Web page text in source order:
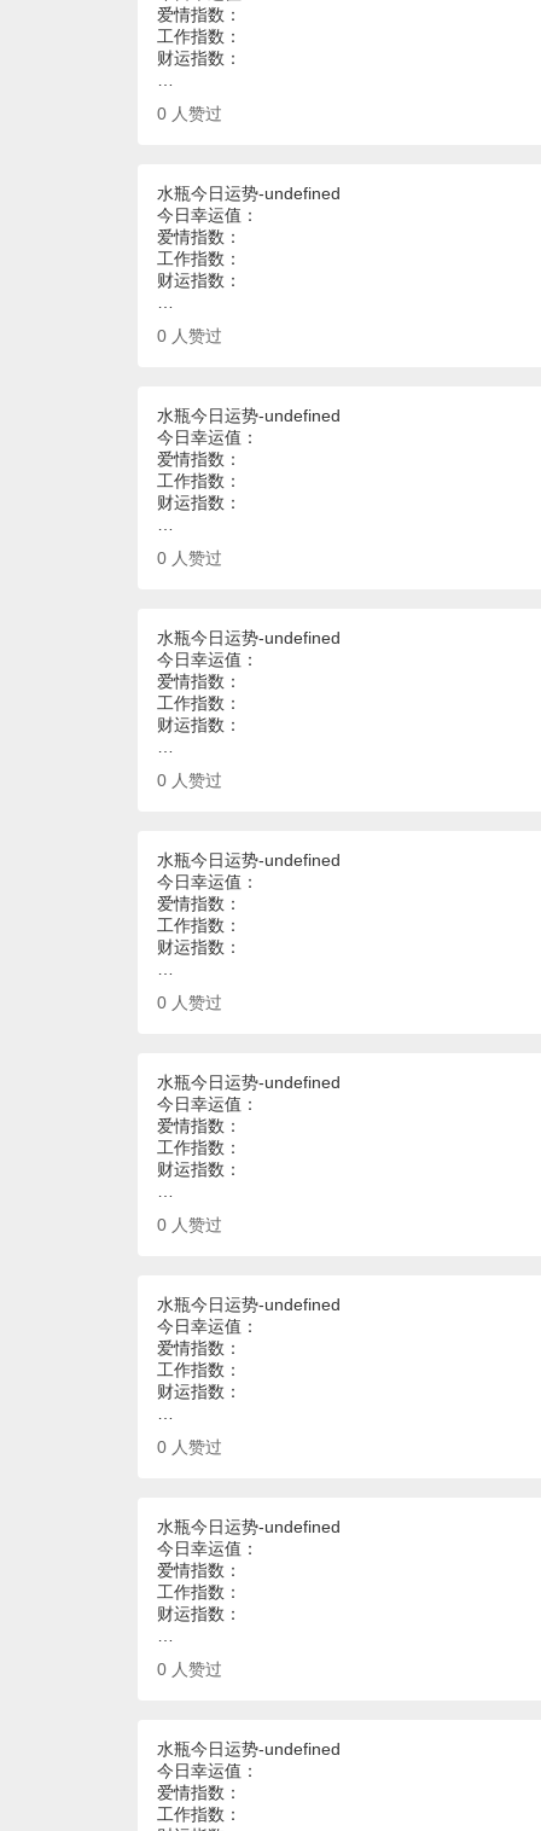
爱情指数：
工作指数：
财运指数：
0 人赞过
水瓶今日运势-undefined
今日幸运值：
爱情指数：
工作指数：
财运指数：
0 人赞过
水瓶今日运势-undefined
今日幸运值：
爱情指数：
工作指数：
财运指数：
0 人赞过
水瓶今日运势-undefined
今日幸运值：
爱情指数：
工作指数：
财运指数：
0 人赞过
水瓶今日运势-undefined
今日幸运值：
爱情指数：
工作指数：
财运指数：
0 人赞过
水瓶今日运势-undefined
今日幸运值：
爱情指数：
工作指数：
财运指数：
0 人赞过
水瓶今日运势-undefined
今日幸运值：
爱情指数：
工作指数：
财运指数：
0 人赞过
水瓶今日运势-undefined
今日幸运值：
爱情指数：
工作指数：
财运指数：
0 人赞过
水瓶今日运势-undefined
今日幸运值：
爱情指数：
工作指数：